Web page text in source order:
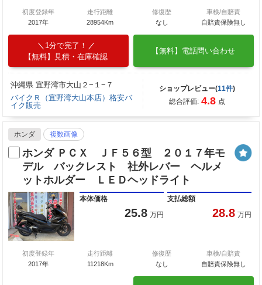
初度登録年
2017年
走行距離
28954Km
修復歴
なし
車検/自賠責
自賠責保険無し
1分で完了！
【無料】見積・在庫確認
【無料】電話問い合わせ
沖縄県 宜野湾市大山２−１−７
バイクＲ（宜野湾大山本店）格安バ
イク販売
ショップレビュー(11件)
総合評価: 4.8 点
ホンダ 複数画像
ホンダ ＰＣＸ ＪＦ５６型 ２０１７年モ
デル バックレスト 社外レバー ヘルメ
ットホルダー ＬＥＤヘッドライト
本体価格
25.8 万円
支払総額
28.8 万円
初度登録年
2017年
走行距離
11218Km
修復歴
なし
車検/自賠責
自賠責保険無し